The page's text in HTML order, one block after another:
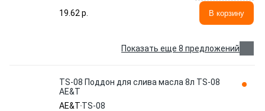
19.62 p.
В корзину
Показать еще 8 предложений
TS-08 Поддон для слива масла 8л TS-08
AE&T
AE&T TS-08